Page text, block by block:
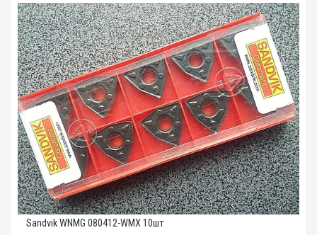
Sandvik WNMG 080412-WMX 10шт